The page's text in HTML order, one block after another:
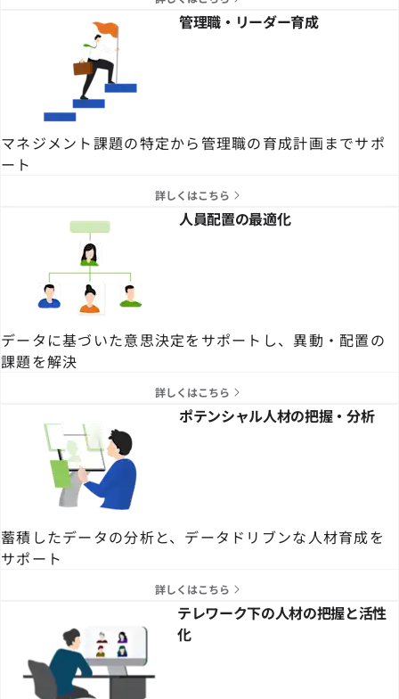
管理職・リーダー育成
マネジメント課題の特定から管理職の育成計画までサポ
ート
詳しくはこちら
人員配置の最適化
データに基づいた意思決定をサポートし、異動・配置の
課題を解決
詳しくはこちら
ポテンシャル人材の把握・分析
蓄積したデータの分析と、データドリブンな人材育成を
サポート
詳しくはこちら
テレワーク下の人材の把握と活性
化